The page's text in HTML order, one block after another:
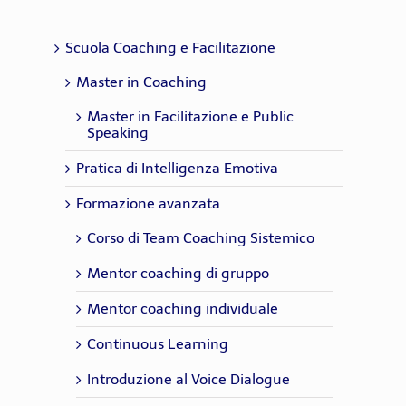
Scuola Coaching e Facilitazione
Master in Coaching
Master in Facilitazione e Public
Speaking
Pratica di Intelligenza Emotiva
Formazione avanzata
Corso di Team Coaching Sistemico
Mentor coaching di gruppo
Mentor coaching individuale
Continuous Learning
Introduzione al Voice Dialogue